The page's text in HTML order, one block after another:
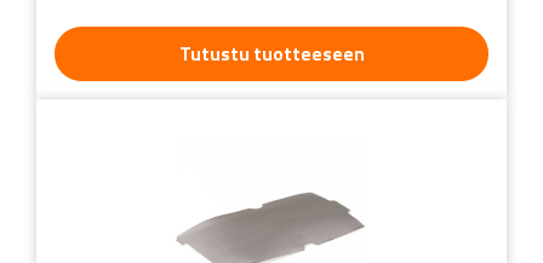
Tutustu tuotteeseen